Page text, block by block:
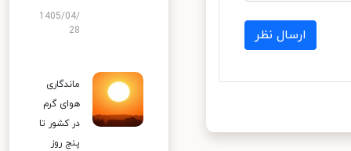
ارسال نظر
1405/04/
28
ماندگاری
هوای گرم
در کشور تا
پنج روز